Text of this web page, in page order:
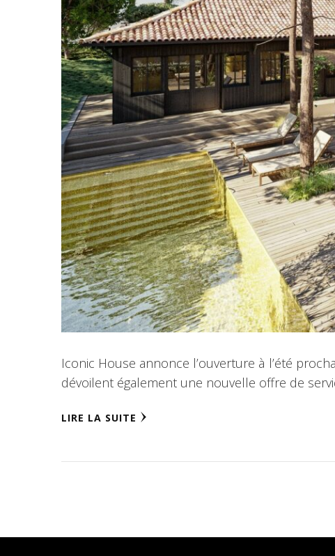
Iconic House annonce l’ouverture à l’été
dévoilent également une nouvelle offre de
LIRE LA SUITE